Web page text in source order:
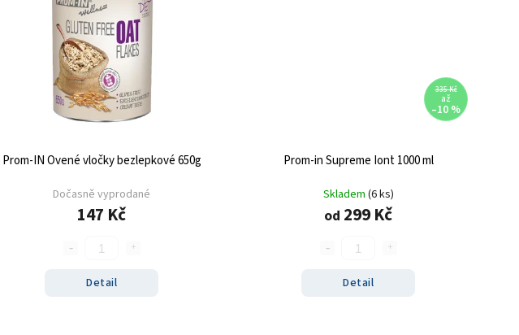
Prom-IN Ovené vločky bezlepkové 650g
Dočasně vyprodané
147 Kč
Detail
335 Kč
až
–10 %
Prom-in Supreme Iont 1000 ml
Skladem (6 ks)
od 299 Kč
Detail